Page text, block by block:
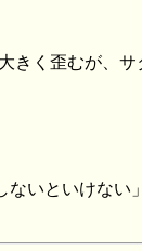
きく歪むが、
いといけない